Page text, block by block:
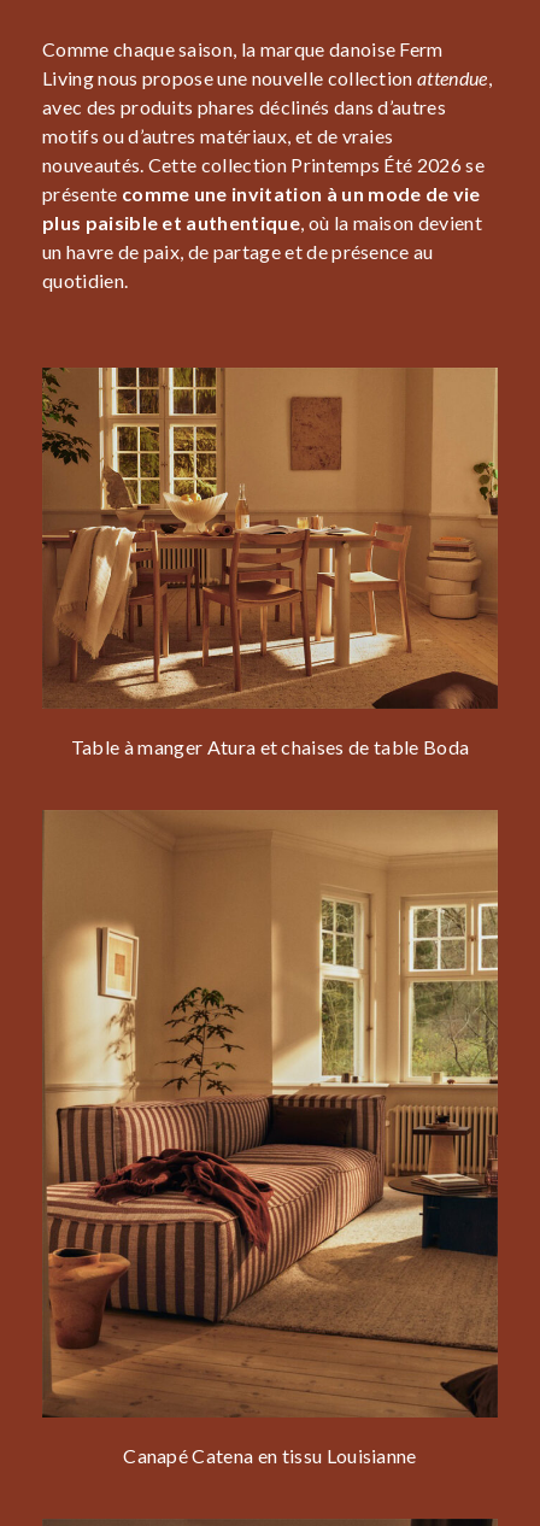
Comme chaque saison, la marque danoise Ferm
Living nous propose une nouvelle collectionattendue
avec des produits phares déclinés dans d’autres
motifs ou d’autres matériaux, et de vraies
nouveautés. Cette collection Printemps Été 2026 se
présente comme une invitation à un mode de vie
plus paisible et authentique, où la maison devient
un havre de paix, de partage et de présence au
quotidien.
Table à manger Atura et chaises de table Boda
Canapé Catena en tissu Louisianne